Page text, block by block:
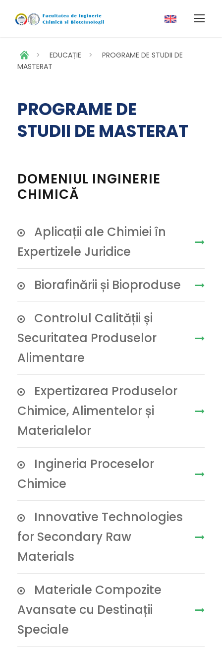
> EDUCAȚIE >
PROGRAME DE STUDII DE
MASTERAT
PROGRAME DE
STUDII DE MASTERAT
DOMENIUL INGINERIE
CHIMICĂ
Aplicații ale Chimiei în
Expertizele Juridice
Biorafinării și Bioproduse
Controlul Calității și
Securitatea Produselor
Alimentare
Expertizarea Produselor
Chimice, Alimentelor și
Materialelor
Ingineria Proceselor
Chimice
Innovative Technologies
for Secondary Raw
Materials
Materiale Compozite
Avansate cu Destinații
Speciale